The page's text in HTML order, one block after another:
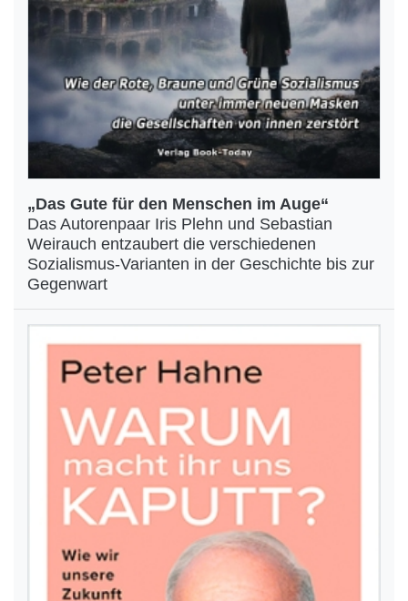
„Das Gute für den Menschen im Auge“
Das Autorenpaar Iris Plehn und Sebastian
Weirauch entzaubert die verschiedenen
Sozialismus-Varianten in der Geschichte bis zur
Gegenwart